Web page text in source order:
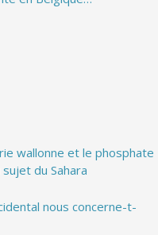
wallonne et le phosphate
du Sahara
nous concerne-t-